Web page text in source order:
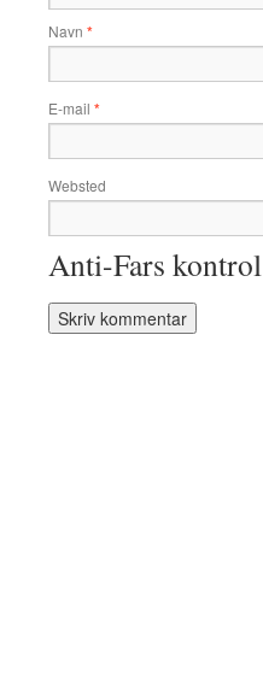
Navn *
E-mail *
Websted
Anti-Fars kontrol